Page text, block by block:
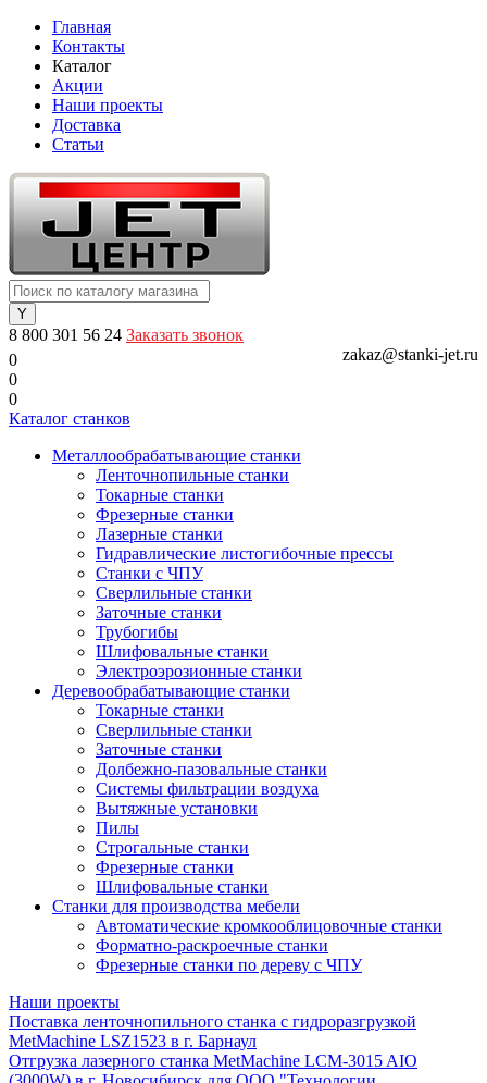
Главная
Контакты
Каталог
Акции
Наши проекты
Доставка
Статьи
8 800 301 56 24 Заказать звонок
zakaz@stanki-jet.ru
0
0
0
Каталог станков
Металлообрабатывающие станки
Ленточнопильные станки
Токарные станки
Фрезерные станки
Лазерные станки
Гидравлические листогибочные прессы
Станки с ЧПУ
Сверлильные станки
Заточные станки
Трубогибы
Шлифовальные станки
Электроэрозионные станки
Деревообрабатывающие станки
Токарные станки
Сверлильные станки
Заточные станки
Долбежно-пазовальные станки
Системы фильтрации воздуха
Вытяжные установки
Пилы
Строгальные станки
Фрезерные станки
Шлифовальные станки
Станки для производства мебели
Автоматические кромкооблицовочные станки
Форматно-раскроечные станки
Фрезерные станки по дереву с ЧПУ
Наши проекты
Поставка ленточнопильного станка c гидроразгрузкой
MetMachine LSZ1523 в г. Барнаул
Отгрузка лазерного станка MetMachine LCM-3015 AIO